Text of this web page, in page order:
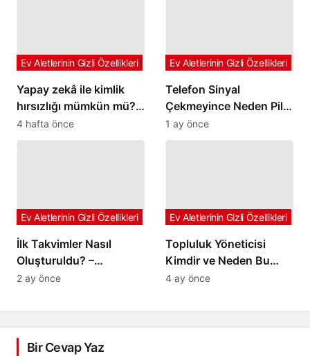
Yapay zekâ ile kimlik
hırsızlığı mümkün mü? –
Neyinnesi sorguluyor
Ev Aletlerinin Gizli Özellikleri
4 hafta önce
Telefon Sinyal
Çekmeyince Neden Pil
Daha Çabuk Biter? –
Neyinnesi Sorguluyor
Ev Aletlerinin Gizli Özellikleri
1 ay önce
İlk Takvimler Nasıl
Oluşturuldu? –
Neyinnesi Araştırıyor
Ev Aletlerinin Gizli Özellikleri
2 ay önce
Topluluk Yöneticisi
Kimdir ve Neden Bu
Kadar Kritik Bir Rol
Ev Aletlerinin Gizli Özellikleri
4 ay önce
Bir Cevap Yaz